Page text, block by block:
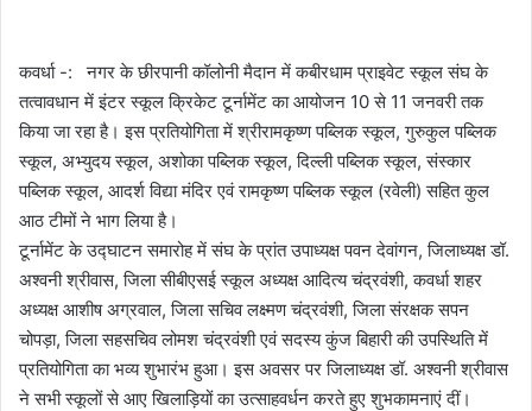
कवर्धा -: नगर के छीरपानी कॉलोनी मैदान में कबीरधाम प्राइवेट स्कूल संघ के
तत्वावधान में इंटर स्कूल क्रिकेट टूर्नामेंट का आयोजन 10 से 11 जनवरी तक
किया जा रहा है। इस प्रतियोगिता में श्रीरामकृष्ण पब्लिक स्कूल, गुरुकुल पब्लिक
स्कूल, अभ्युदय स्कूल, अशोका पब्लिक स्कूल, दिल्ली पब्लिक स्कूल, संस्कार
पब्लिक स्कूल, आदर्श विद्या मंदिर एवं रामकृष्ण पब्लिक स्कूल (रवेली) सहित कुल
आठ टीमों ने भाग लिया है।
टूर्नामेंट के उद्घाटन समारोह में संघ के प्रांत उपाध्यक्ष पवन देवांगन, जिलाध्यक्ष डॉ.
अश्वनी श्रीवास, जिला सीबीएसई स्कूल अध्यक्ष आदित्य चंद्रवंशी, कवर्धा शहर
अध्यक्ष आशीष अग्रवाल, जिला सचिव लक्ष्मण चंद्रवंशी, जिला संरक्षक सपन
चोपड़ा, जिला सहसचिव लोमश चंद्रवंशी एवं सदस्य कुंज बिहारी की उपस्थिति में
प्रतियोगिता का भव्य शुभारंभ हुआ। इस अवसर पर जिलाध्यक्ष डॉ. अश्वनी श्रीवास
ने सभी स्कूलों से आए खिलाड़ियों का उत्साहवर्धन करते हुए शुभकामनाएं दीं।